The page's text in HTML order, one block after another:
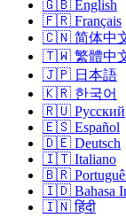
🇬🇧 English
🇫🇷 Français
🇨🇳 简体中
🇹🇼 繁體中
🇯🇵 日本語
🇰🇷 한국어
🇷🇺 Русский
🇪🇸 Español
🇩🇪 Deutsch
🇮🇹 Italiano
🇧🇷
🇮🇩 Bahasa
🇮🇳 हिंदी